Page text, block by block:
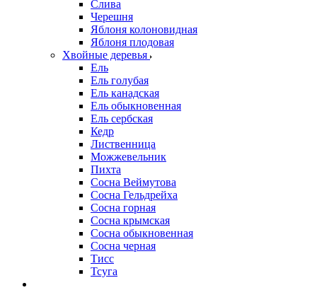
Слива
Черешня
Яблоня колоновидная
Яблоня плодовая
Хвойные деревья
Ель
Ель голубая
Ель канадская
Ель обыкновенная
Ель сербская
Кедр
Лиственница
Можжевельник
Пихта
Сосна Веймутова
Сосна Гельдрейха
Сосна горная
Сосна крымская
Сосна обыкновенная
Сосна черная
Тисс
Тсуга